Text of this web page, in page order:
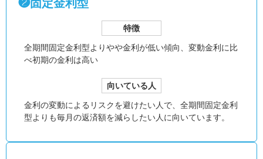
❷固定金利型
特徴
全期間固定金利型よりやや金利が低い傾向、 変動金利に比
べ初期の金利は高い
向いている人
金利の変動によるリスクを避けたい人で、全期間固定金利
型よりも毎月の返済額を減らしたい人に向いています。